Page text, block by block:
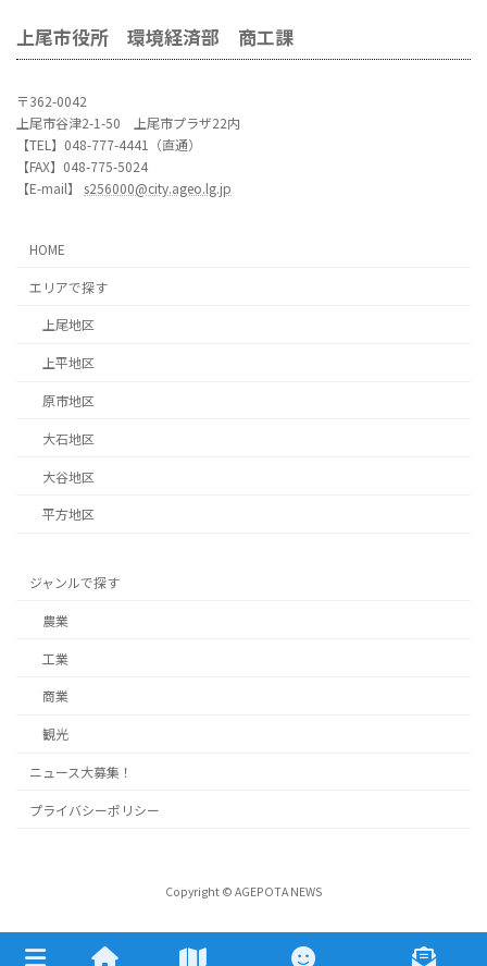
上尾市役所 環境経済部 商工課
〒362-0042
上尾市谷津2-1-50 上尾市プラザ22内
【TEL】048-777-4441（直通）
【FAX】048-775-5024
【E-mail】 s256000@city.ageo.lg.jp
HOME
エリアで探す
上尾地区
上平地区
原市地区
大石地区
大谷地区
平方地区
ジャンルで探す
農業
工業
商業
観光
ニュース大募集！
プライバシーポリシー
Copyright © AGEPOTA NEWS